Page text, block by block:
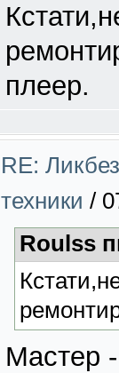
плеер.
RE:
техники /
Roulss
Мастер